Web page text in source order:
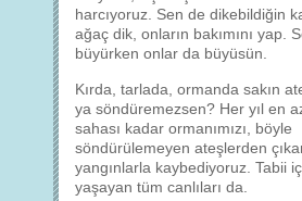
harcıyoruz. Sen de dikebildiğin
ağaç dik, onların bakımını yap.
büyürken onlar da büyüsün.
Kırda, tarlada, ormanda sakın
ya söndüremezsen? Her yıl en
sahası kadar ormanımızı, böyle
söndürülemeyen ateşlerden
yangınlarla kaybediyoruz. Tabii
yaşayan tüm canlıları da.